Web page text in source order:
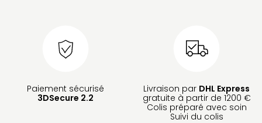
Paiement sécurisé
3DSecure 2.2
Livraison par DHL Express
gratuite à partir de 1200 €
Colis préparé avec soin
Suivi du colis